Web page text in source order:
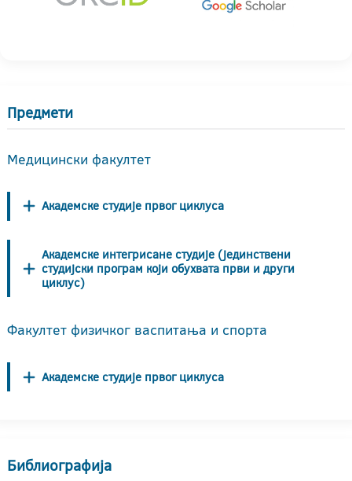
Предмети
Медицински факултет
Академске студије првог циклуса
Академске интегрисане студије (јединствени
студијски програм који обухвата први и други
циклус)
Факултет физичког васпитања и спорта
Академске студије првог циклуса
Библиографија